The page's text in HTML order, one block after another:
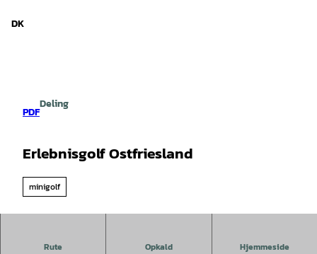
DK
PDF
Deling
Erlebnisgolf Ostfriesland
minigolf
Rute Opkald Hjemmeside
Unikt - spil dig gennem hele Østfrisland på vores